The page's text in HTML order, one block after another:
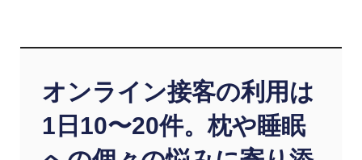
オンライン接客の利用は
1日10〜20件。枕や睡眠